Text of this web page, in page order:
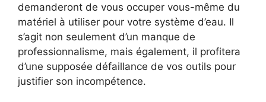
demanderont de vous occuper vous-même du
matériel à utiliser pour votre système d’eau. Il
s’agit non seulement d’un manque de
professionnalisme, mais également, il profitera
d’une supposée défaillance de vos outils pour
justifier son incompétence.